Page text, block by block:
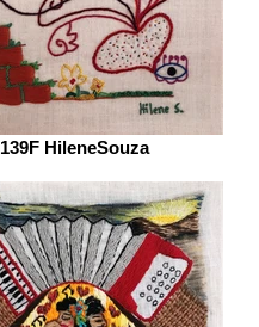
139F HileneSouza